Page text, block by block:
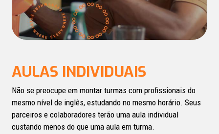
AULAS INDIVIDUAIS
Não se preocupe em montar turmas com profissionais do
mesmo nível de inglês, estudando no mesmo horário. Seus
parceiros e colaboradores terão uma aula individual
custando menos do que uma aula em turma.